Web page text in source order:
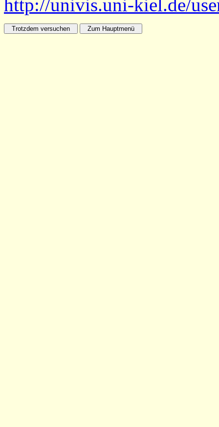
http://univis.uni-kiel.de/